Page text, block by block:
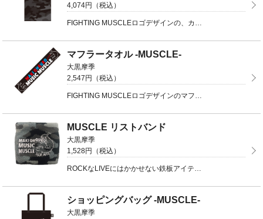
4,074円（税込）
FIGHTING MUSCLEロゴデザインの、カモフラージュ柄メッシュTシャツ☆吸水速乾ドライ素材を ...
マフラータオル -MUSCLE-
大黒摩季
2,547円（税込）
FIGHTING MUSCLEロゴデザインのマフラータオル☆同じくマッスルデザインの、Tシャツやリス ...
MUSCLE リストバンド
大黒摩季
1,528円（税込）
ROCKなLIVEにはかかせない鉄板アイテム、FIGHTING MUSCLEロゴデザインの、カモフラ ...
ショッピングバッグ -MUSCLE-
大黒摩季